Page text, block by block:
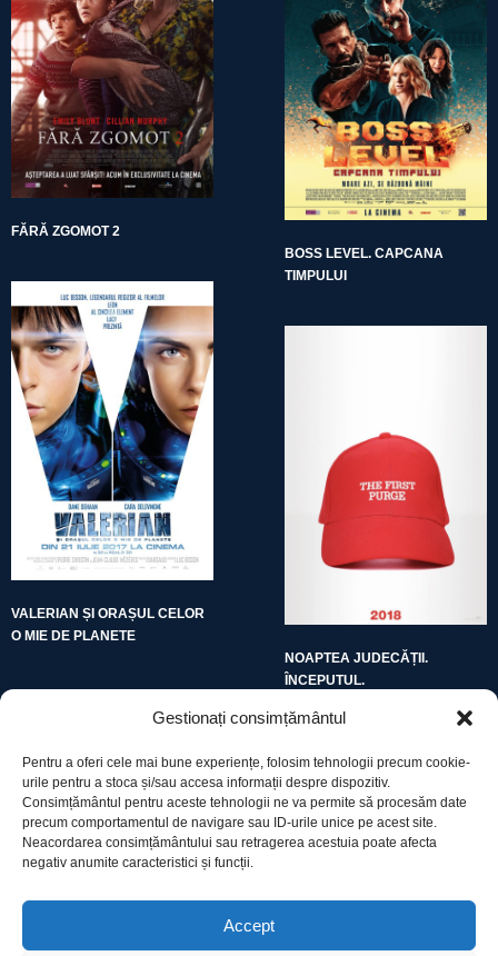
Gestionați consimțământul
Pentru a oferi cele mai bune experiențe, folosim tehnologii precum cookie-
urile pentru a stoca și/sau accesa informații despre dispozitiv.
Consimțământul pentru aceste tehnologii ne va permite să procesăm date
precum comportamentul de navigare sau ID-urile unice pe acest site.
Neacordarea consimțământului sau retragerea acestuia poate afecta
negativ anumite caracteristici și funcții.
Accept
FĂRĂ ZGOMOT 2
BOSS LEVEL. CAPCANA
TIMPULUI
VALERIAN ȘI ORAȘUL CELOR
O MIE DE PLANETE
NOAPTEA JUDECĂȚII.
ÎNCEPUTUL.
Utile